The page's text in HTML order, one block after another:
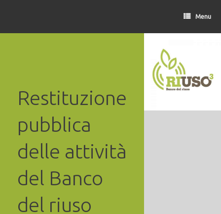
Menu
Restituzione
pubblica
delle attività
del Banco
del riuso